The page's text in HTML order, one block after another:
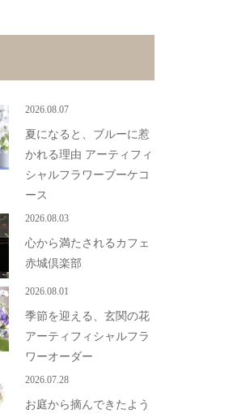
2026.08.07
夏になると、ブルーに惹
かれる理由 アーティフィ
シャルフラワーブーケコ
ース
2026.08.03
心から満たされるカフェ
赤城倶楽部
2026.08.01
季節を迎える、玄関の花
アーティフィシャルフラ
ワーオーダー
2026.07.28
お庭から摘んできたよう